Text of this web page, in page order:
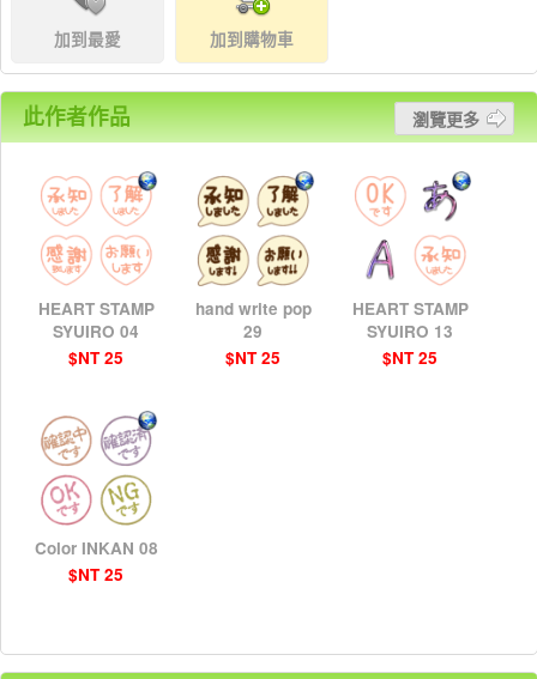
加到最愛 加到購物車
此作者作品 瀏覽更多
HEART STAMP
SYUIRO 04
$NT 25
hand write pop
29
$NT 25
HEART STAMP
SYUIRO 13
$NT 25
Color INKAN 08
$NT 25